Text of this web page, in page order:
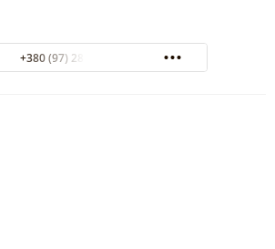
+380 (97) 285-71-74